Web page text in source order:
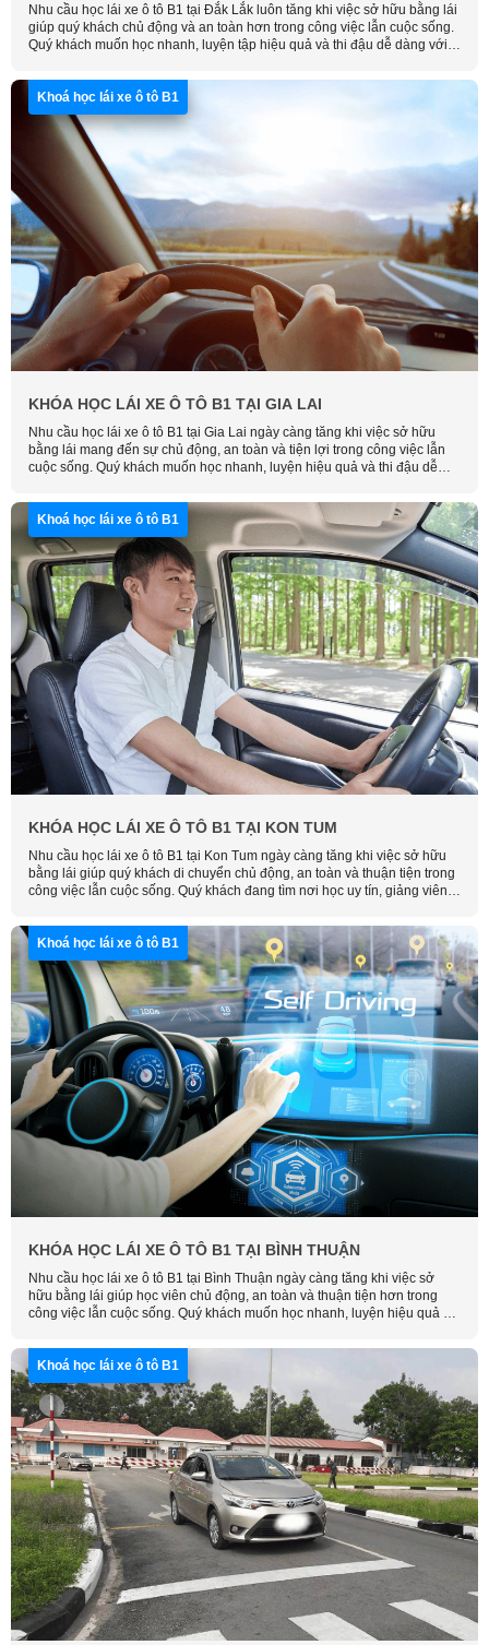
Nhu cầu học lái xe ô tô B1 tại Đắk Lắk luôn tăng khi việc sở hữu bằng lái
giúp quý khách chủ động và an toàn hơn trong công việc lẫn cuộc sống.
Quý khách muốn học nhanh, luyện tập hiệu quả và thi đậu dễ dàng với
đăng ký sớm nhất.
Khoá học lái xe ô tô B1
KHÓA HỌC LÁI XE Ô TÔ B1 TẠI GIA LAI
Nhu cầu học lái xe ô tô B1 tại Gia Lai ngày càng tăng khi việc sở hữu
bằng lái mang đến sự chủ động, an toàn và tiện lợi trong công việc lẫn
cuộc sống. Quý khách muốn học nhanh, luyện hiệu quả và thi đậu dễ
được tư vấn chi tiết.
Khoá học lái xe ô tô B1
KHÓA HỌC LÁI XE Ô TÔ B1 TẠI KON TUM
Nhu cầu học lái xe ô tô B1 tại Kon Tum ngày càng tăng khi việc sở hữu
bằng lái giúp quý khách di chuyển chủ động, an toàn và thuận tiện trong
công việc lẫn cuộc sống. Quý khách đang tìm nơi học uy tín, giảng viên
ký sớm nhất.
Khoá học lái xe ô tô B1
KHÓA HỌC LÁI XE Ô TÔ B1 TẠI BÌNH THUẬN
Nhu cầu học lái xe ô tô B1 tại Bình Thuận ngày càng tăng khi việc sở
hữu bằng lái giúp học viên chủ động, an toàn và thuận tiện hơn trong
công việc lẫn cuộc sống. Quý khách muốn học nhanh, luyện hiệu quả và
đăng ký sớm nhất.
Khoá học lái xe ô tô B1